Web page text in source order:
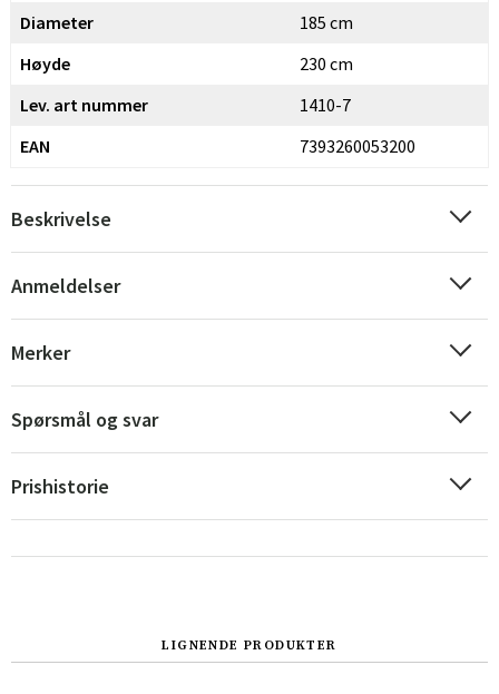
Sverige
Diameter
185 cm
Høyde
230 cm
Lev. art nummer
1410-7
EAN
7393260053200
Beskrivelse
Anmeldelser
Merker
Spørsmål og svar
Prishistorie
LIGNENDE PRODUKTER